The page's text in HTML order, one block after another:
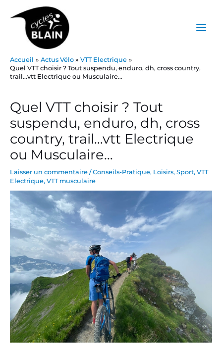
contenu
Menu
Accueil Actus Vélo
VTT Electrique
Quel VTT choisir ? Tout suspendu, enduro, dh, cross country,
trail…vtt Electrique ou Musculaire…
Quel VTT choisir ? Tout
suspendu, enduro, dh, cross
country, trail…vtt Electrique
ou Musculaire…
Laisser un commentaire /Conseils-Pratique, Loisirs, Sport, VTT
Electrique, VTT musculaire